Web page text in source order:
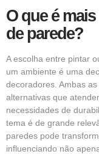
O que é
de parede?
A escolha entre pintar
um ambiente é uma
decoradores. Ambas
alternativas que
necessidades de
tema é de grande
paredes pode
influenciando não